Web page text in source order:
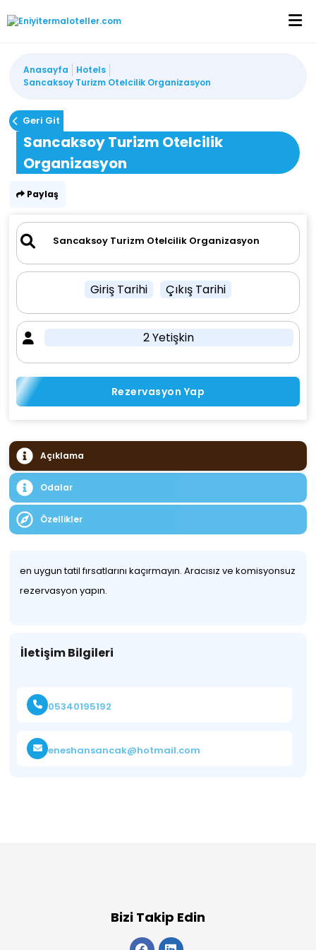
Anasayfa
Hotels
Sancaksoy Turizm Otelcilik Organizasyon
Geri Git
Sancaksoy Turizm Otelcilik
Organizasyon
Paylaş
Giriş Tarihi Çıkış Tarihi
2 Yetişkin
Rezervasyon Yap
Açıklama
Odalar
Özellikler
en uygun tatil fırsatlarını kaçırmayın. Aracısız ve komisyonsuz
rezervasyon yapın.
İletişim Bilgileri
05340195192
eneshansancak@hotmail.com
Bizi Takip Edin